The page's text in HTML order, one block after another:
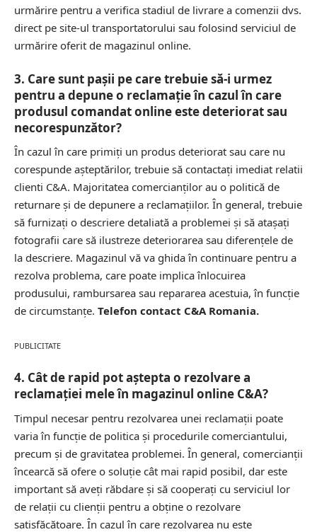
urmărire pentru a verifica stadiul de livrare a comenzii dvs.
direct pe site-ul transportatorului sau folosind serviciul de
urmărire oferit de magazinul online.
3. Care sunt pașii pe care trebuie să-i urmez
pentru a depune o reclamație în cazul în care
produsul comandat online este deteriorat sau
necorespunzător?
În cazul în care primiți un produs deteriorat sau care nu
corespunde așteptărilor, trebuie să contactați imediat relatii
clienti C&A. Majoritatea comercianților au o politică de
returnare și de depunere a reclamațiilor. În general, trebuie
să furnizați o descriere detaliată a problemei și să atașați
fotografii care să ilustreze deteriorarea sau diferențele de
la descriere. Magazinul vă va ghida în continuare pentru a
rezolva problema, care poate implica înlocuirea
produsului, rambursarea sau repararea acestuia, în funcție
de circumstanțe. Telefon contact C&A Romania.
PUBLICITATE
4. Cât de rapid pot aștepta o rezolvare a
reclamației mele în magazinul online C&A?
Timpul necesar pentru rezolvarea unei reclamații poate
varia în funcție de politica și procedurile comerciantului,
precum și de gravitatea problemei. În general, comercianții
încearcă să ofere o soluție cât mai rapid posibil, dar este
important să aveți răbdare și să cooperați cu serviciul lor
de relații cu clienții pentru a obține o rezolvare
satisfăcătoare. În cazul în care rezolvarea nu este